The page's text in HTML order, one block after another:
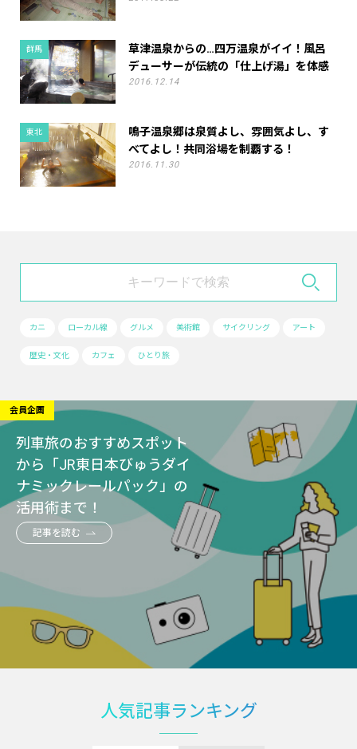
群馬
草津温泉からの…四万温泉がイイ！風呂
デューサーが伝統の「仕上げ湯」を体感
2016.12.14
東北
鳴子温泉郷は泉質よし、雰囲気よし、す
べてよし！共同浴場を制覇する！
2016.11.30
カニ ローカル線 グルメ 美術館 サイクリング アート
歴史・文化 カフェ ひとり旅
会員企画
列車旅のおすすめスポット
から「JR東日本びゅうダイ
ナミックレールパック」の
活用術まで！
記事を読む
人気記事ランキング